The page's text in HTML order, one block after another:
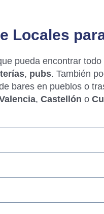
Locales
pueda encontrar
, pubs. También
bares en pueblos o
,Castellón o